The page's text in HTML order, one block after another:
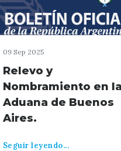
09 Sep 2025
Relevo y
Nombramiento en
Aduana de Buenos
Aires.
Seguir leyendo...